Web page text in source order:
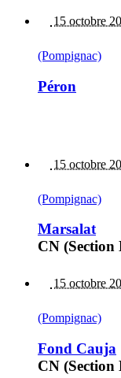
15 octobre
(Pompignac)
Péron
15 octobre
(Pompignac)
Marsalat
CN
15 octobre
(Pompignac)
Fond Cauja
CN (Section